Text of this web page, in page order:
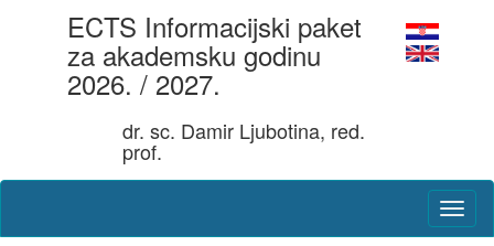
ECTS Informacijski paket
za akademsku godinu
2026. / 2027.
dr. sc. Damir Ljubotina, red.
prof.